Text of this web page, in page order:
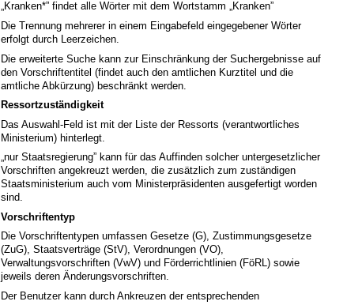
„Kranken*” findet alle Wörter mit dem Wortstamm „Kranken”
Die Trennung mehrerer in einem Eingabefeld eingegebener Wörter
erfolgt durch Leerzeichen.
Die erweiterte Suche kann zur Einschränkung der Suchergebnisse auf
den Vorschriftentitel (findet auch den amtlichen Kurztitel und die
amtliche Abkürzung) beschränkt werden.
Ressortzuständigkeit
Das Auswahl-Feld ist mit der Liste der Ressorts (verantwortliches
Ministerium) hinterlegt.
„nur Staatsregierung” kann für das Auffinden solcher untergesetzlicher
Vorschriften angekreuzt werden, die zusätzlich zum zuständigen
Staatsministerium auch vom Ministerpräsidenten ausgefertigt worden
sind.
Vorschriftentyp
Die Vorschriftentypen umfassen Gesetze (G), Zustimmungsgesetze
(ZuG), Staatsverträge (StV), Verordnungen (VO),
Verwaltungsvorschriften (VwV) und Förderrichtlinien (FöRL) sowie
jeweils deren Änderungsvorschriften.
Der Benutzer kann durch Ankreuzen der entsprechenden